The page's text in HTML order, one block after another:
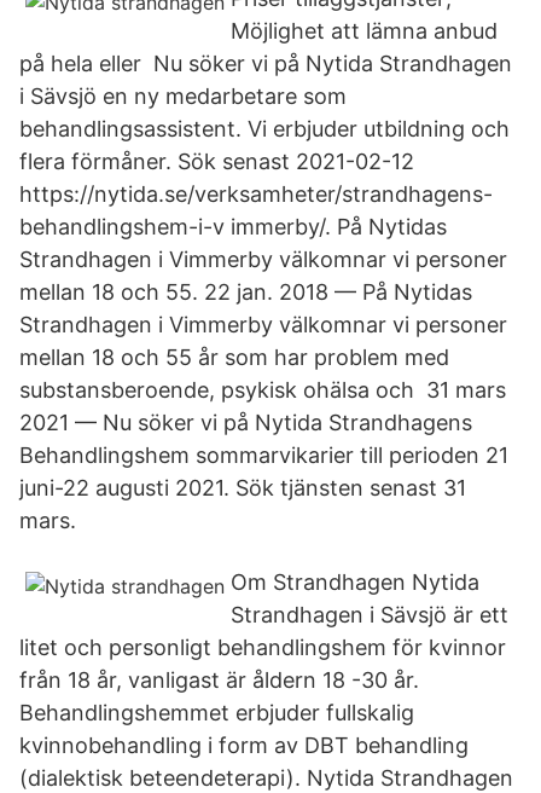
Möjlighet att lämna anbud
på hela eller Nu söker vi på Nytida Strandhagen
i Sävsjö en ny medarbetare som
behandlingsassistent. Vi erbjuder utbildning och
flera förmåner. Sök senast 2021​-02-12
https://nytida.se/verksamheter/strandhagens-
behandlingshem-i-v immerby/. På Nytidas
Strandhagen i Vimmerby välkomnar vi personer
mellan 18 och 55. 22 jan. 2018 — På Nytidas
Strandhagen i Vimmerby välkomnar vi personer
mellan 18 och 55 år som har problem med
substansberoende, psykisk ohälsa och 31 mars
2021 — Nu söker vi på Nytida Strandhagens
Behandlingshem sommarvikarier till perioden 21
juni-22 augusti 2021. Sök tjänsten senast 31
mars.
Om Strandhagen Nytida
Strandhagen i Sävsjö är ett
litet och personligt behandlingshem för kvinnor
från 18 år, vanligast är åldern 18 -30 år.
Behandlingshemmet erbjuder fullskalig
kvinnobehandling i form av DBT behandling
(dialektisk beteendeterapi). Nytida Strandhagen